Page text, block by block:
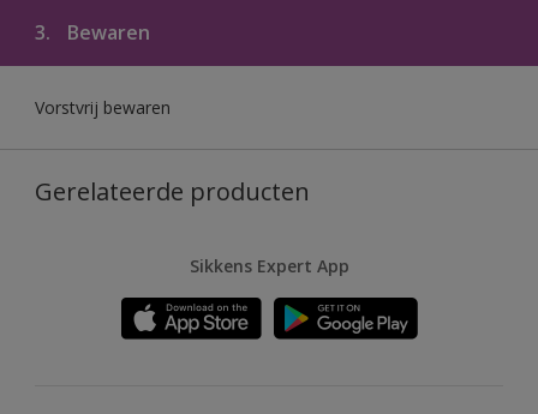
3. Bewaren
Vorstvrij bewaren
Gerelateerde producten
Sikkens Expert App